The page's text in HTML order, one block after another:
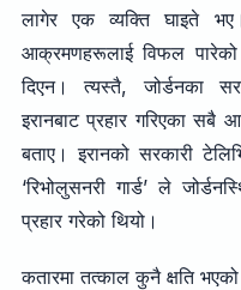
लागेर एक व्यक्ति घाइते
आक्रमणहरूलाई विफल
दिएन। त्यस्तै, जोर्डनका
इरानबाट प्रहार गरिएका सबै
बताए। इरानको सरकारी
‘रिभोलुसनरी गार्ड’ ले
प्रहार गरेको थियो।
कतारमा तत्काल कुनै क्षति